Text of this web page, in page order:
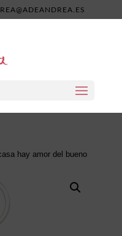
hay amor del bueno